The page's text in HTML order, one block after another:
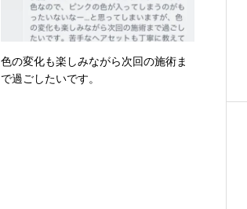
色の変化も楽しみながら次回の施術ま
で過ごしたいです。